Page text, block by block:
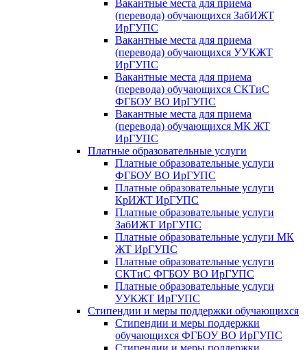
Вакантные места для приема
(перевода) обучающихся ЗабИЖТ
ИрГУПС
Вакантные места для приема
(перевода) обучающихся УУКЖТ
ИрГУПС
Вакантные места для приема
(перевода) обучающихся СКТиС
ФГБОУ ВО ИрГУПС
Вакантные места для приема
(перевода) обучающихся МК ЖТ
ИрГУПС
Платные образовательные услуги
Платные образовательные услуги
ФГБОУ ВО ИрГУПС
Платные образовательные услуги
КрИЖТ ИрГУПС
Платные образовательные услуги
ЗабИЖТ ИрГУПС
Платные образовательные услуги МК
ЖТ ИрГУПС
Платные образовательные услуги
СКТиС ФГБОУ ВО ИрГУПС
Платные образовательные услуги
УУКЖТ ИрГУПС
Стипендии и меры поддержки обучающихся
Стипендии и меры поддержки
обучающихся ФГБОУ ВО ИрГУПС
Стипендии и меры поддержки